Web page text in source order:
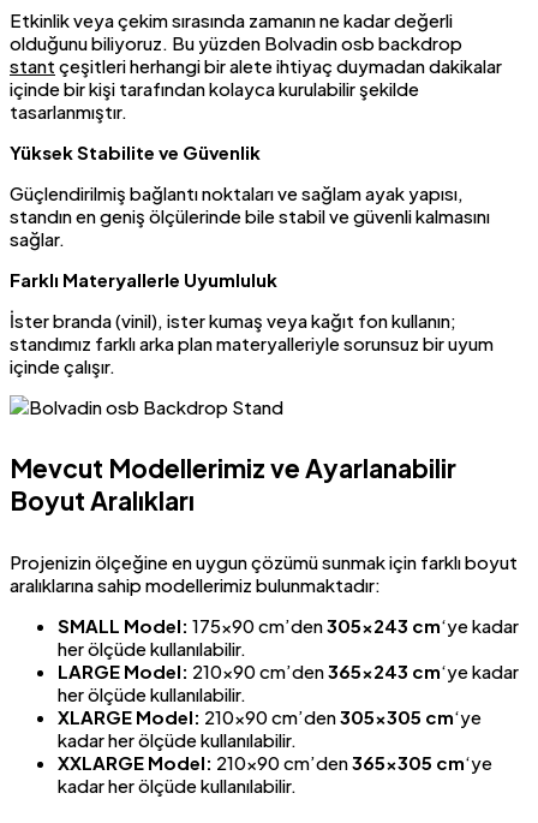
Etkinlik veya çekim sırasında zamanın ne kadar değerli
olduğunu biliyoruz. Bu yüzden Bolvadin osb backdrop
stant çeşitleri herhangi bir alete ihtiyaç duymadan dakikalar
içinde bir kişi tarafından kolayca kurulabilir şekilde
tasarlanmıştır.
Yüksek Stabilite ve Güvenlik
Güçlendirilmiş bağlantı noktaları ve sağlam ayak yapısı,
standın en geniş ölçülerinde bile stabil ve güvenli kalmasını
sağlar.
Farklı Materyallerle Uyumluluk
İster branda (vinil), ister kumaş veya kağıt fon kullanın;
standımız farklı arka plan materyalleriyle sorunsuz bir uyum
içinde çalışır.
Mevcut Modellerimiz ve Ayarlanabilir
Boyut Aralıkları
Projenizin ölçeğine en uygun çözümü sunmak için farklı boyut
aralıklarına sahip modellerimiz bulunmaktadır:
SMALL Model: 175×90 cm’den305×243 cm‘ye kadar
her ölçüde kullanılabilir.
LARGE Model: 210×90 cm’den365×243 cm‘ye kadar
her ölçüde kullanılabilir.
XLARGE Model: 210×90 cm’den305×305 cm‘ye
kadar her ölçüde kullanılabilir.
XXLARGE Model: 210×90 cm’den365×305 cm‘ye
kadar her ölçüde kullanılabilir.